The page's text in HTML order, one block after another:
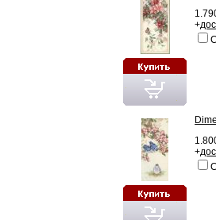
+
+